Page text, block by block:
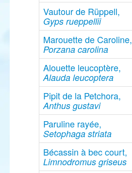
Vautour de Rüppell,
Gyps rueppellii
Marouette de Caroline,
Porzana carolina
Alouette leucoptère,
Alauda leucoptera
Pipit de la Petchora,
Anthus gustavi
Paruline rayée,
Setophaga striata
Bécassin à bec court,
Limnodromus griseus